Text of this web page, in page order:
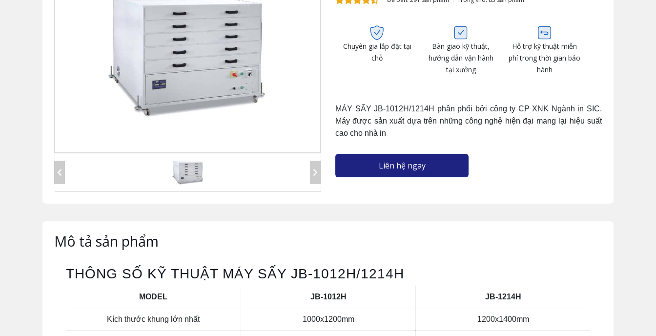
Chuyên gia lắp đặt tại
chỗ
Bàn giao kỹ thuật,
hướng dẫn vận hành
tại xưởng
Hỗ trợ kỹ thuật miễn
phí trong thời gian bảo
hành
MÁY SẤY JB-1012H/1214H phân phối bởi công ty CP XNK Ngành in SIC.
Máy được sản xuất dựa trên những công nghệ hiện đại mang lại hiệu suất
cao cho nhà in
Liên hệ ngay
Mô tả sản phẩm
THÔNG SỐ KỸ THUẬT MÁY SẤY JB-1012H/1214H
MODEL JB-1012H JB-1214H
Kích thước khung lớn nhất 1000x1200mm 1200x1400mm